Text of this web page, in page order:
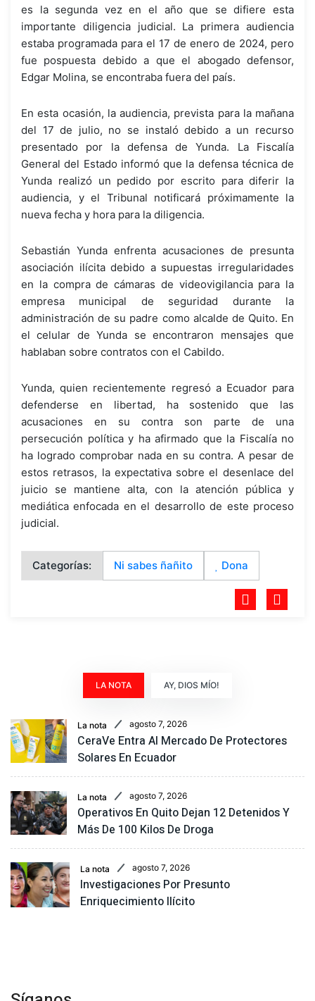
es la segunda vez en el año que se difiere esta
importante diligencia judicial. La primera audiencia
estaba programada para el 17 de enero de 2024, pero
fue pospuesta debido a que el abogado defensor,
Edgar Molina, se encontraba fuera del país.
En esta ocasión, la audiencia, prevista para la mañana
del 17 de julio, no se instaló debido a un recurso
presentado por la defensa de Yunda. La Fiscalía
General del Estado informó que la defensa técnica de
Yunda realizó un pedido por escrito para diferir la
audiencia, y el Tribunal notificará próximamente la
nueva fecha y hora para la diligencia.
Sebastián Yunda enfrenta acusaciones de presunta
asociación ilícita debido a supuestas irregularidades
en la compra de cámaras de videovigilancia para la
empresa municipal de seguridad durante la
administración de su padre como alcalde de Quito. En
el celular de Yunda se encontraron mensajes que
hablaban sobre contratos con el Cabildo.
Yunda, quien recientemente regresó a Ecuador para
defenderse en libertad, ha sostenido que las
acusaciones en su contra son parte de una
persecución política y ha afirmado que la Fiscalía no
ha logrado comprobar nada en su contra. A pesar de
estos retrasos, la expectativa sobre el desenlace del
juicio se mantiene alta, con la atención pública y
mediática enfocada en el desarrollo de este proceso
judicial.
Categorías: Ni sabes ñañito Dona
LA NOTA AY, DIOS MÍO!
La nota agosto 7, 2026
CeraVe Entra Al Mercado De Protectores
Solares En Ecuador
La nota agosto 7, 2026
Operativos En Quito Dejan 12 Detenidos Y
Más De 100 Kilos De Droga
La nota agosto 7, 2026
Investigaciones Por Presunto
Enriquecimiento Ilícito